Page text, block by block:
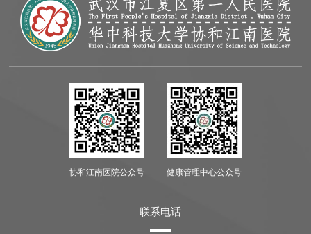
协和江南医院公众号 健康管理中心公众号
联系电话